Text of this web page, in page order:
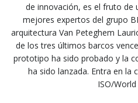
de innovación, es el fruto de
mejores expertos del grupo
arquitectura Van Peteghem
de los tres últimos barcos
prototipo ha sido probado y la
ha sido lanzada. Entra en la
ISO/World